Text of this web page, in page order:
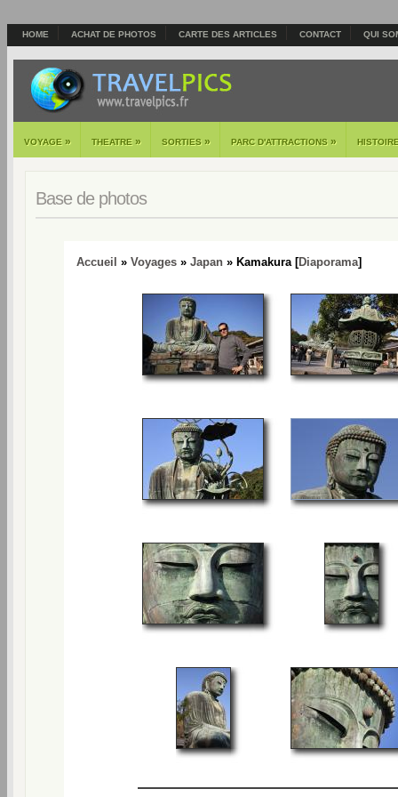
HOME ACHAT DE PHOTOS CARTE DES ARTICLES CONTACT QUI
VOYAGE » THEATRE » SORTIES » PARC D'ATTRACTIONS »
Base de photos
Accueil » Voyages » Japan » Kamakura [Diaporama]